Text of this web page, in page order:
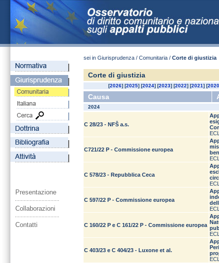
Presentazione
Collaborazioni
Contatti
sei in Giurisprudenza / Comunitaria / Corte di giustizia
Corte di giustizia
[2026] [2025] [2024] [2023] [2022] [2021] [2020
Causa
2024
C 28/23 - NFŠ a.s.
C721/22 P - Commissione europea
C 578/23 - Repubblica Ceca
C 597/22 P - Commissione europea
C 160/22 P e C 161/22 P - Commissione europea
C 403/23 e C 404/23 - Luxone et al.